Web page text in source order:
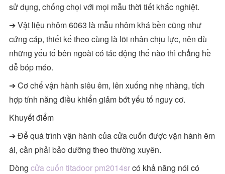
sử dụng, chống chọi với mọi mẫu thời tiết khắc nghiệt.
➔ Vật liệu nhôm 6063 là mẫu nhôm khá bền cũng như
cứng cáp, thiết kế theo cùng là lõi nhân chịu lực, nên dù
những yếu tố bên ngoài có tác động thế nào thì chẳng hề
dễ bóp méo.
➔ Cơ chế vận hành siêu êm, lên xuống nhẹ nhàng, tích
hợp tính năng điều khiển giảm bớt yếu tố nguy cơ.
Khuyết điểm
➔ Để quá trình vận hành của cửa cuốn được vận hành êm
ái, cần phải bảo dưỡng theo thường xuyên.
Dòngcửa cuốn titadoor pm2014srcó khả năng nói có